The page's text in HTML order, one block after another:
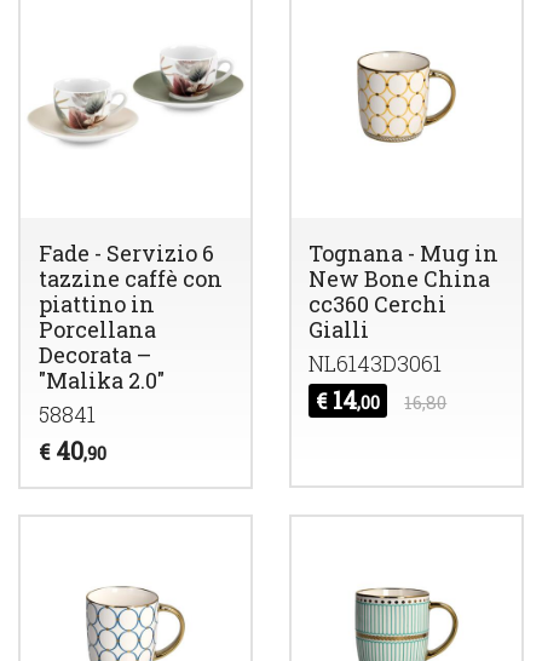
Fade - Servizio 6
tazzine caffè con
piattino in
Porcellana
Decorata –
"Malika 2.0"
58841
€ 40,90
Tognana - Mug in
New Bone China
cc360 Cerchi
Gialli
NL6143D3061
€ 14,00 16,80